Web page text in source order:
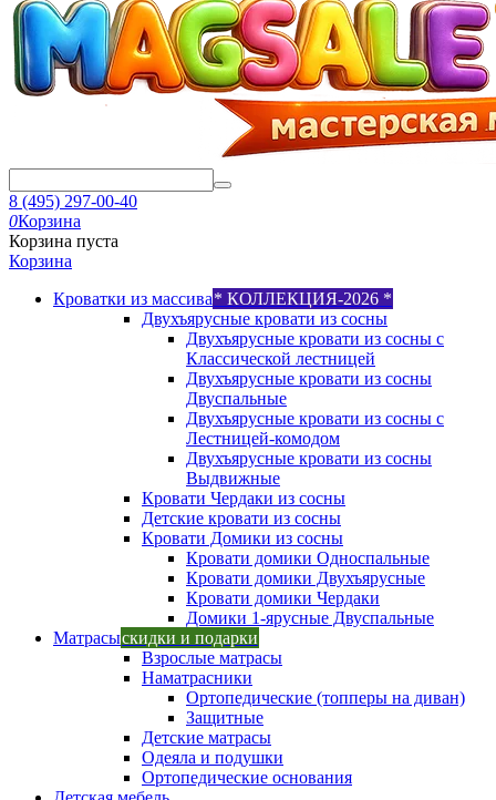
8 (495) 297-00-40
0Корзина
Корзина пуста
Корзина
Кроватки из массива* КОЛЛЕКЦИЯ-2026 *
Двухъярусные кровати из сосны
Двухъярусные кровати из сосны с
Классической лестницей
Двухъярусные кровати из сосны
Двуспальные
Двухъярусные кровати из сосны с
Лестницей-комодом
Двухъярусные кровати из сосны
Выдвижные
Кровати Чердаки из сосны
Детские кровати из сосны
Кровати Домики из сосны
Кровати домики Односпальные
Кровати домики Двухъярусные
Кровати домики Чердаки
Домики 1-ярусные Двуспальные
Матрасыскидки и подарки
Взрослые матрасы
Наматрасники
Ортопедические (топперы на диван)
Защитные
Детские матрасы
Одеяла и подушки
Ортопедические основания